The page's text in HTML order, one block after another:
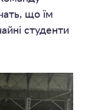
що їм
студенти